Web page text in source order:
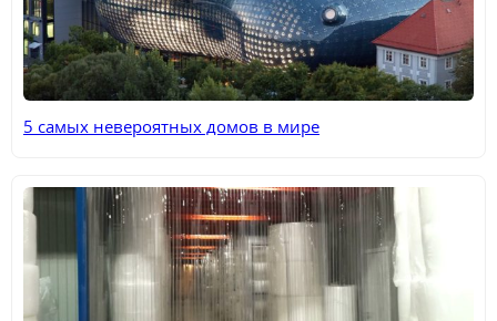
5 самых невероятных домов в мире